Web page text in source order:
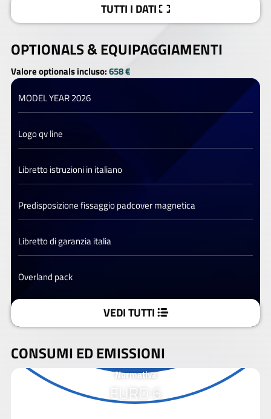
TUTTI I DATI
OPTIONALS &EQUIPAGGIAMENTI
Valore optionals incluso:658 €
MODEL YEAR 2026
Logo qv line
Libretto istruzioni in italiano
Predisposizione fissaggio padcover magnetica
Libretto di garanzia italia
Overland pack
VEDI TUTTI
CONSUMI ED EMISSIONI
Normativa
EURO 6